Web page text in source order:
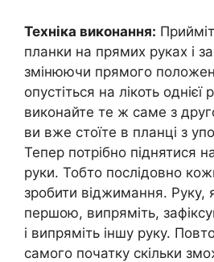
Техніка виконання:
планки на прямих руках і
змінюючи прямого
опустіться на лікоть однієї
виконайте те ж саме з
ви вже стоїте в планці з
Тепер потрібно піднятися
руки. Тобто послідовно
зробити віджимання. Руку,
першою, випряміть,
і випряміть іншу руку.
самого початку скільки